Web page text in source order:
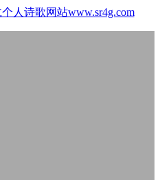
人诗歌网站www.sr4g.com